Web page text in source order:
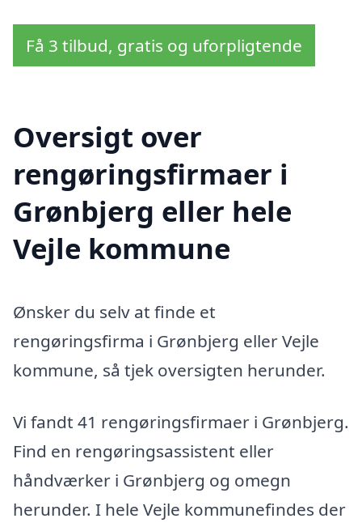
Få 3 tilbud, gratis og uforpligtende
Oversigt over
rengøringsfirmaer i
Grønbjerg eller hele
Vejle kommune
Ønsker du selv at finde et
rengøringsfirma i Grønbjerg eller Vejle
kommune, så tjek oversigten herunder.
Vi fandt 41 rengøringsfirmaer i Grønbjerg.
Find en rengøringsassistent eller
håndværker i Grønbjerg og omegn
herunder. I hele Vejle kommunefindes der